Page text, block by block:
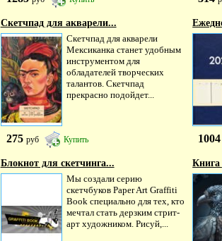
Скетчпад для акварели...
Скетчпад для акварели
Мексиканка станет удобным
инструментом для
обладателей творческих
талантов. Скетчпад
прекрасно подойдет...
275 руб Купить
Блокнот для скетчинга...
Мы создали серию
скетчбуков Paper Art Graffiti
Book специально для тех, кто
мечтал стать дерзким стрит-
арт художником. Рисуй,...
Книга